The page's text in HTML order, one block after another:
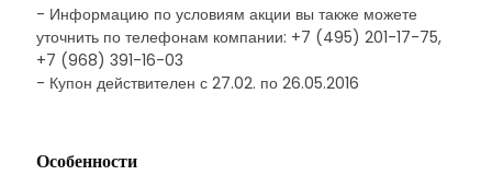
- Информацию по условиям акции вы также можете
уточнить по телефонам компании: +7 (495) 201-17-75,
+7 (968) 391-16-03
- Купон действителен с 27.02. по 26.05.2016
Особенности